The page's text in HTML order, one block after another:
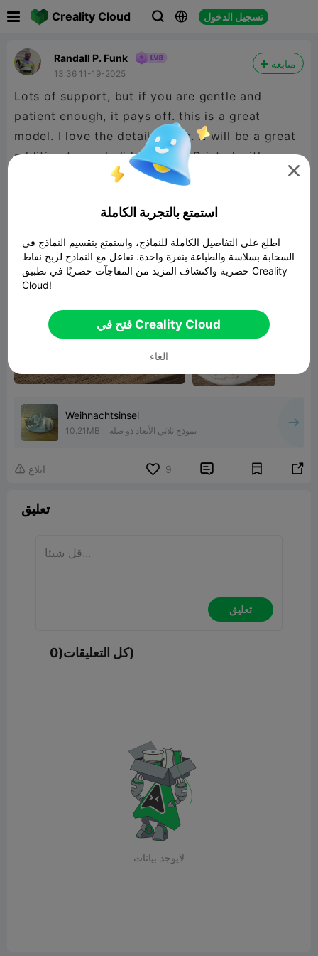
Creality Cloud   تسجيل الدخول
Randall P. Funk
13:36 11-19-2025
متابعة
Lots of support, but if you are gentle and
patient enough, it pays off. this is a great
model. I love the detail in this. It will be a great
addition to my holiday decor. Printed with
Eleg00 Rapid PLA+ on my K2 Plus with .16mm
Weihnachtsinsel
10.21MB نموذج ثلاثي الأبعاد ذو صلة
 ابلاغ 9  
تعليق
تعليق
كل التعليقات(0)
لايوجد بيانات

استمتع بالتجربة الكاملة
اطلع على التفاصيل الكاملة للنماذج، واستمتع بتقسيم النماذج في
السحابة بسلاسة والطباعة بنقرة واحدة. تفاعل مع النماذج لربح نقاط
حصرية واكتشاف المزيد من المفاجآت حصريًا في تطبيق Creality
Cloud!
فتح في Creality Cloud
الغاء